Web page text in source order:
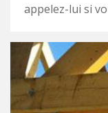
appelez-lui si